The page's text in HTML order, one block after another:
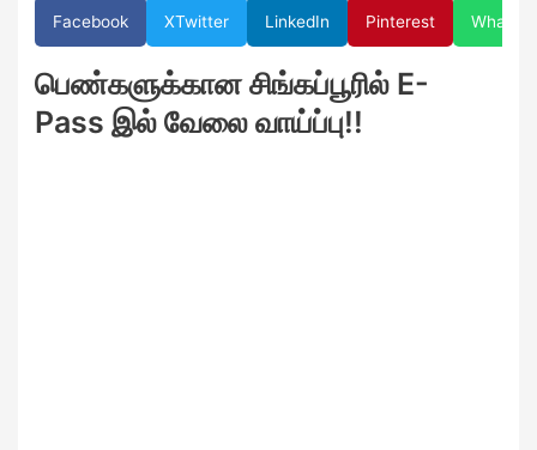
Facebook XTwitter LinkedIn Pinterest
பெண்களுக்கான சிங்கப்பூரில் E-
Pass இல் வேலை வாய்ப்பு!!